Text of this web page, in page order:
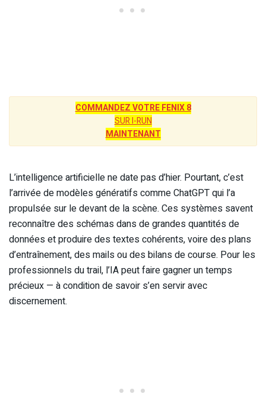
COMMANDEZ VOTRE FENIX 8
SUR I-RUN
MAINTENANT
L’intelligence artificielle ne date pas d’hier. Pourtant, c’est
l’arrivée de modèles génératifs comme ChatGPT qui l’a
propulsée sur le devant de la scène. Ces systèmes savent
reconnaître des schémas dans de grandes quantités de
données et produire des textes cohérents, voire des plans
d’entraînement, des mails ou des bilans de course. Pour les
professionnels du trail, l’IA peut faire gagner un temps
précieux — à condition de savoir s’en servir avec
discernement.